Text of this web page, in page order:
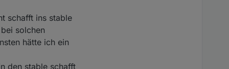
calculation
values for Watt after
schafft ins stable
solchen
hätte ich ein
den stable schafft